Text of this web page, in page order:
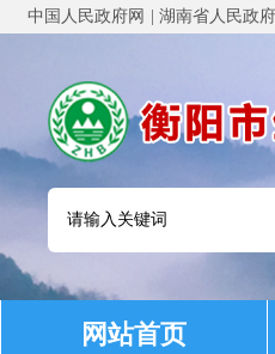
中国人民政府网 湖南省人民政
网站首页